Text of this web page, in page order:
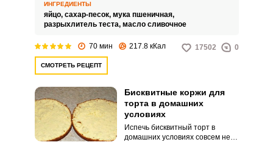
и десерт получается мягким и
нежным.
ИНГРЕДИЕНТЫ
яйцо, сахар-песок, мука пшеничная,
разрыхлитель теста, масло сливочное
70 мин 217.8 кКал 17502 0
СМОТРЕТЬ РЕЦЕПТ
Бисквитные коржи для
торта в домашних
условиях
Испечь бисквитный торт в
домашних условиях совсем не